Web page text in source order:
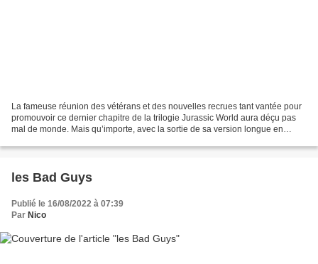
La fameuse réunion des vétérans et des nouvelles recrues tant vantée pour
promouvoir ce dernier chapitre de la trilogie Jurassic World aura déçu pas
mal de monde. Mais qu’importe, avec la sortie de sa version longue en
les Bad Guys
Publié le 16/08/2022 à 07:39
Par Nico